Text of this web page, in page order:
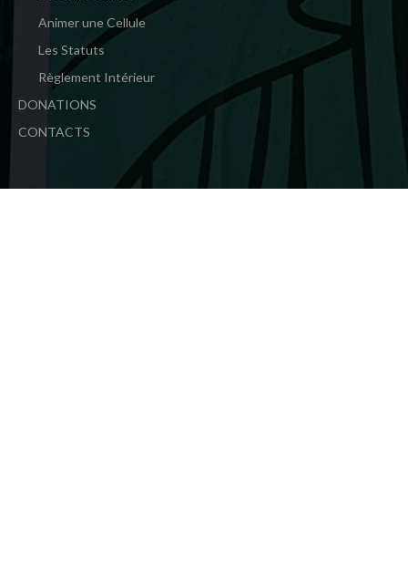
Animer une Cellule
Les Statuts
Règlement Intérieur
DONATIONS
CONTACTS